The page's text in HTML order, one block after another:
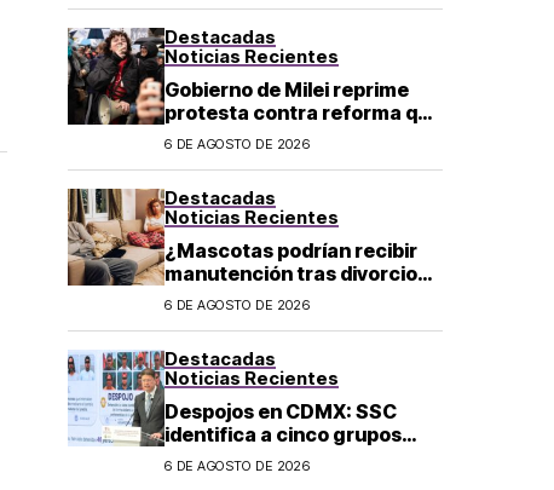
Destacadas
Noticias Recientes
Gobierno de Milei reprime
protesta contra reforma que
permite la venta de tierra a
6 DE AGOSTO DE 2026
Destacadas
Noticias Recientes
¿Mascotas podrían recibir
manutención tras divorcio
de sus dueños en CDMX?
6 DE AGOSTO DE 2026
Destacadas
Noticias Recientes
Despojos en CDMX: SSC
identifica a cinco grupos
criminales vinculados a este
6 DE AGOSTO DE 2026